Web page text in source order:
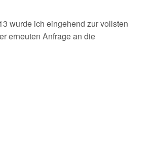
wurde ich eingehend zur vollsten
erneuten Anfrage an die